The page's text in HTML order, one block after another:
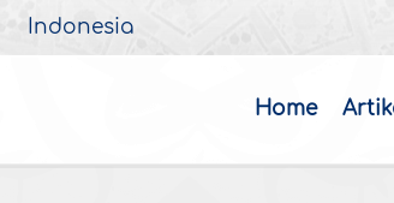
Indonesia
Home